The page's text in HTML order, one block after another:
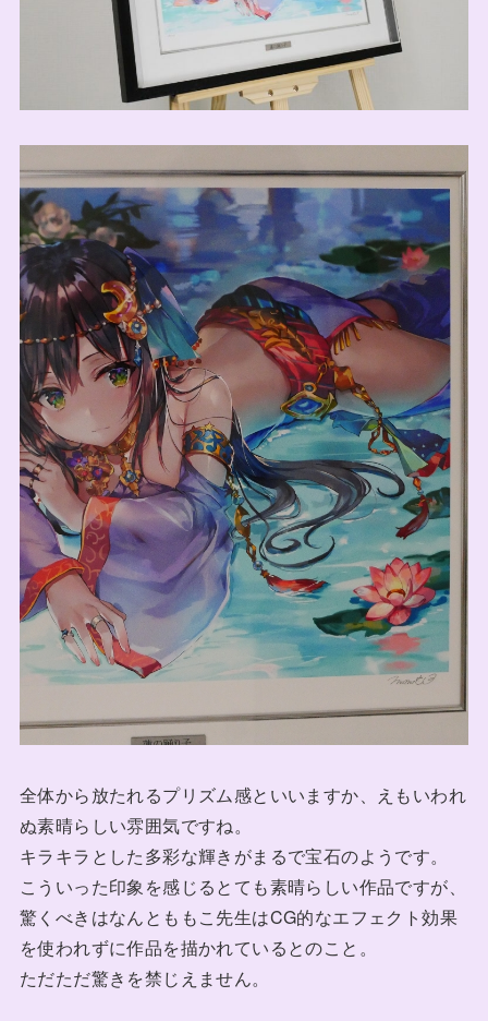
全体から放たれるプリズム感といいますか、えもいわれ
ぬ素晴らしい雰囲気ですね。
キラキラとした多彩な輝きがまるで宝石のようです。
こういった印象を感じるとても素晴らしい作品ですが、
驚くべきはなんとももこ先生はCG的なエフェクト効果
を使われずに作品を描かれているとのこと。
ただただ驚きを禁じえません。